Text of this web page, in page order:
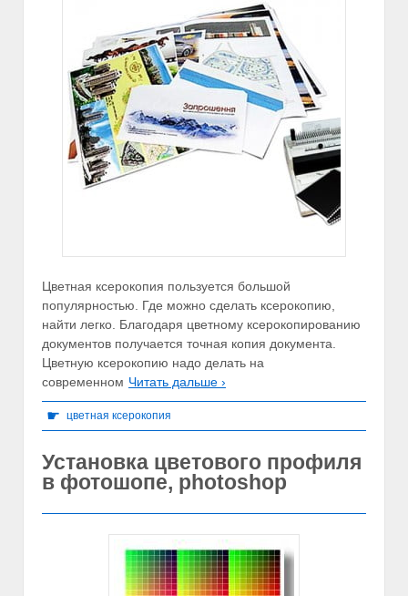
Цветная ксерокопия пользуется большой
популярностью. Где можно сделать ксерокопию,
найти легко. Благодаря цветному ксерокопированию
документов получается точная копия документа.
Цветную ксерокопию надо делать на
современном Читать дальше ›
☛ цветная ксерокопия
Установка цветового профиля
в фотошопе, photoshop